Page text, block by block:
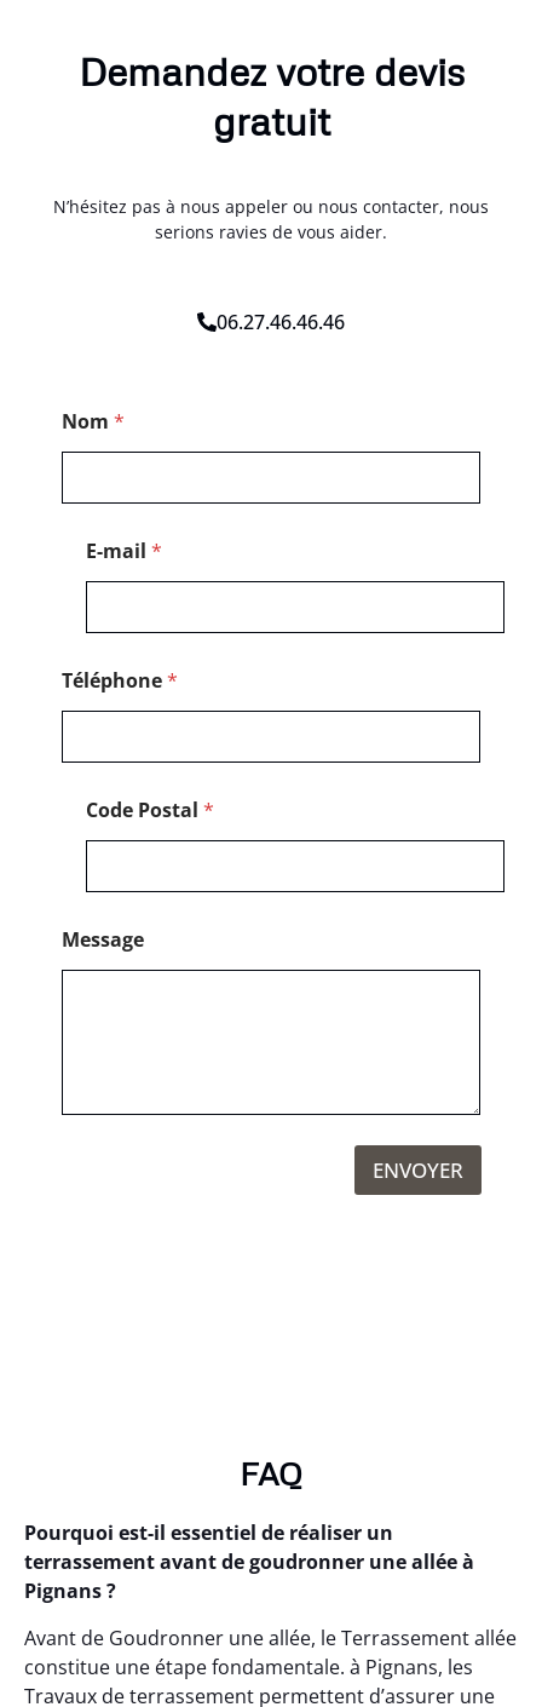
Demandez votre devis
gratuit
N’hésitez pas à nous appeler ou nous contacter, nous
serions ravies de vous aider.
06.27.46.46.46
Nom *
E-mail *
Téléphone*
Code Postal *
Message
ENVOYER
FAQ
Pourquoi est-il essentiel de réaliser un
terrassement avant de goudronner une allée à
Pignans ?
Avant de Goudronner une allée, le Terrassement allée
constitue une étape fondamentale. à Pignans, les
Travaux de terrassement permettent d’assurer une